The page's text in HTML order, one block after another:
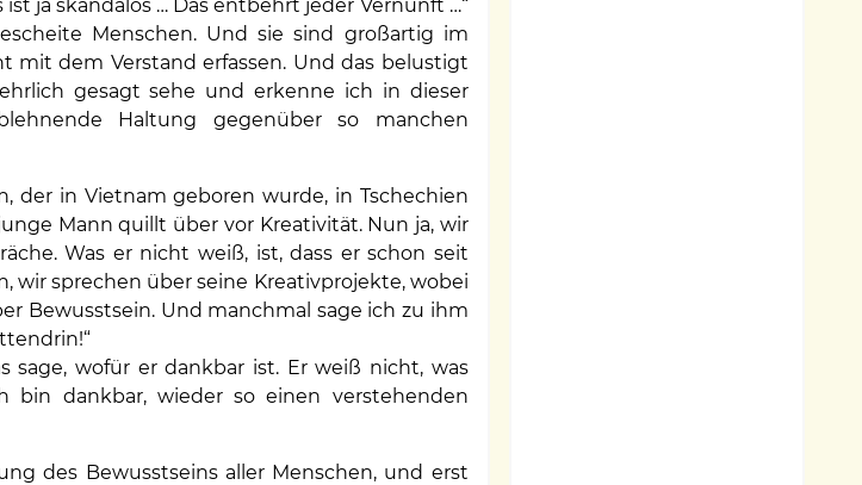
ja skandalös … Das entbehrt jeder Vernunft …“
Menschen. Und sie sind großartig im
mit dem Verstand erfassen. Und das belustigt
gesagt sehe und erkenne ich in dieser
Haltung gegenüber so manchen
der in Vietnam geboren wurde, in Tschechien
Mann quillt über vor Kreativität. Nun ja, wir
Was er nicht weiß, ist, dass er schon seit
wir sprechen über seine Kreativprojekte, wobei
Bewusstsein. Und manchmal sage ich zu ihm
sage, wofür er dankbar ist. Er weiß nicht, was
bin dankbar, wieder so einen verstehenden
des Bewusstseins aller Menschen, und erst